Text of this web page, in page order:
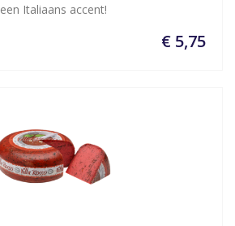
een Italiaans accent!
€ 5,75